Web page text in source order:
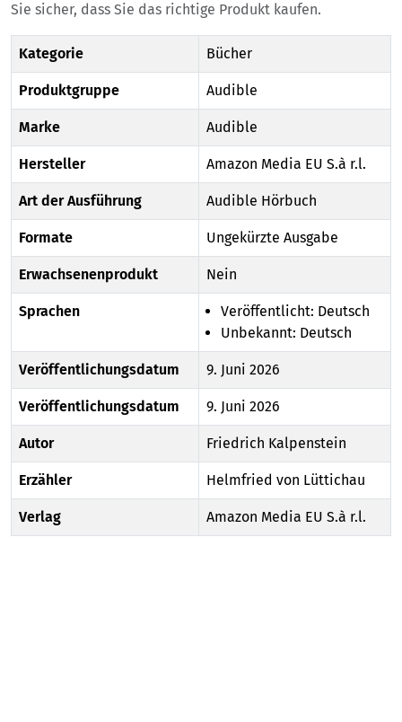
Sie sicher, dass Sie das richtige Produkt kaufen.
Kategorie Bücher
Produktgruppe Audible
Marke Audible
Hersteller Amazon Media EU S.à r.l.
Art der Ausführung Audible Hörbuch
Formate Ungekürzte Ausgabe
Erwachsenenprodukt Nein
Sprachen
Veröffentlicht: Deutsch
Unbekannt: Deutsch
Veröffentlichungsdatum 9. Juni 2026
Veröffentlichungsdatum 9. Juni 2026
Autor Friedrich Kalpenstein
Erzähler Helmfried von Lüttichau
Verlag Amazon Media EU S.à r.l.